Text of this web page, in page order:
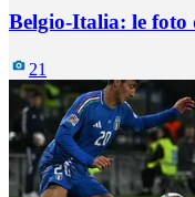
Belgio-Italia: le foto
21